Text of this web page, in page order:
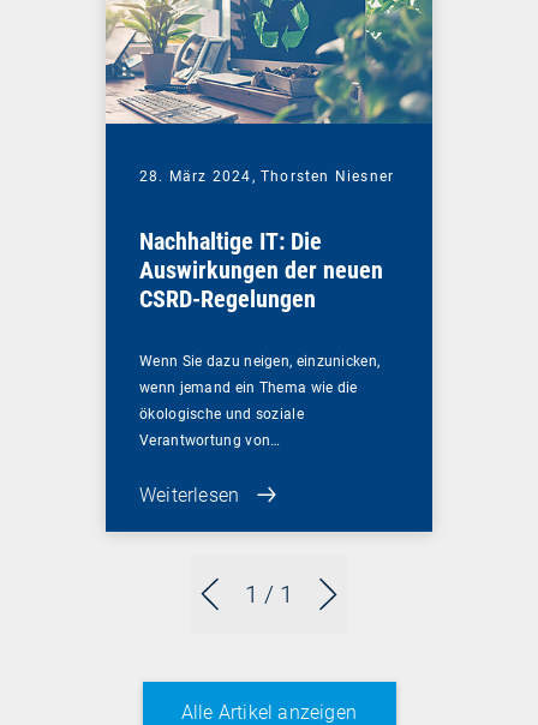
1 / 1
28. März 2024, Thorsten Niesner
Nachhaltige IT: Die
Auswirkungen der neuen
CSRD-Regelungen
Wenn Sie dazu neigen, einzunicken,
wenn jemand ein Thema wie die
ökologische und soziale
Verantwortung von…
Weiterlesen
Alle Artikel anzeigen